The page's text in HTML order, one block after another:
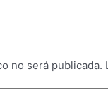
no será publicada.